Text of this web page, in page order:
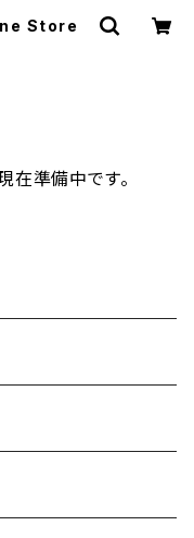
Store
準備中です。